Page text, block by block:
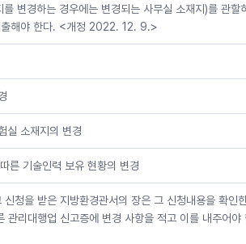
를 변경하는 경우에는 변경되는 사무실 소재지)를 관할
출해야 한다. <개정 2022. 12. 9.>
실 소재지의 변경
른 기술인력 보유 현황의 변경
청을 받은 지방환경관서의 장은 그 신청내용을 확인
관리대행업 신고증에 변경 사항을 적고 이를 내주어야